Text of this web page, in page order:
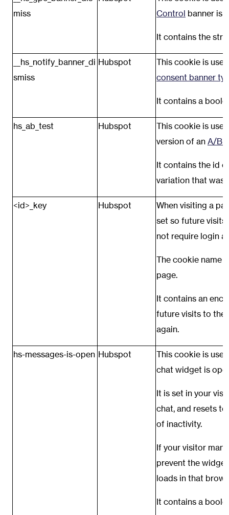
miss
Control banner is
It contains the
__hs_notify_banner_di
smiss
Hubspot
This cookie is
consent banner
It contains a
hs_ab_test Hubspot
This cookie is
version of an A/B
It contains the id
variation that was
<id>_key Hubspot
When visiting a
set so future
not require login
The cookie name
page.
It contains an
future visits to the
again.
hs-messages-is-open Hubspot
This cookie is
chat widget is
It is set in your
chat, and resets
of inactivity.
If your visitor
prevent the
loads in that
It contains a